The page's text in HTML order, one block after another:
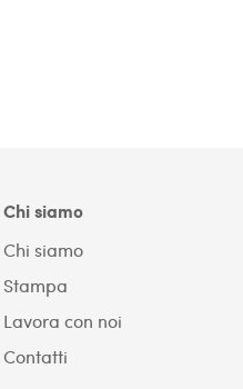
Chi siamo
Chi siamo
Stampa
Lavora con noi
Contatti